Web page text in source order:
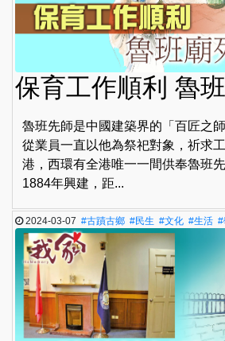
保育工作順利 魯
魯班先師是中國建築界的「百匠之
從業員一直以他為祭祀對象，祈求
港，西環有全港唯一一間供奉魯班
1884年興建，距...
2024-03-07#古蹟古鄉 #民生 #文化 #生活 #